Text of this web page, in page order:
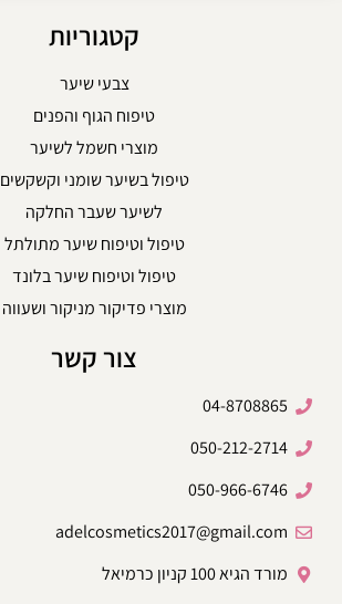
קטגוריות
צבעי שיער
טיפוח הגוף והפנים
מוצרי חשמל לשיער
טיפול בשיער שומני וקשקשים
לשיער שעבר החלקה
טיפול וטיפוח שיער מתולתל
טיפול וטיפוח שיער בלונד
מוצרי פדיקור מניקור ושעווה
צור קשר
04-8708865
050-212-2714
050-966-6746
adelcosmetics2017@gmail.com
מורד הגיא 100 קניון כרמיאל